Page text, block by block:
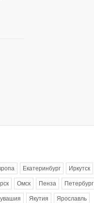
Екатеринбург Иркутск
Омск Пенза Петербург
Якутия Ярославль